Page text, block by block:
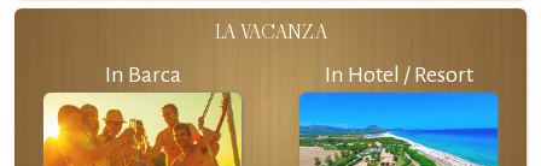
LA VACANZA
In Barca In Hotel / Resort